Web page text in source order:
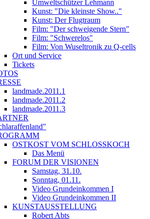
Umweltschützer Lehmann
Kunst: "Die kleinste Show.."
Kunst: Der Flugtraum
Film: "Der schweigende Stern"
Film: "Schwerelos"
Film: Von Wuseltronik zu Q-cells
Ort und Service
Tickets
landmade.2011.1
landmade.2011.2
landmade.2011.3
OSTKOST VOM SCHLOSSKOCH
Das Menü
FORUM DER VISIONEN
Samstag, 31.10.
Sonntag, 01.11.
Video Grundeinkommen I
Video Grundeinkommen II
KUNSTAUSSTELLUNG
Robert Abts